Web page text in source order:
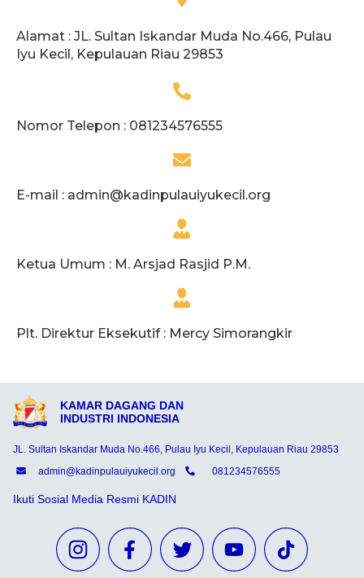
Alamat : JL. Sultan Iskandar Muda No.466, Pulau
Iyu Kecil, Kepulauan Riau 29853
Nomor Telepon : 081234576555
E-mail : admin@kadinpulauiyukecil.org
Ketua Umum : M. Arsjad Rasjid P.M.
Plt. Direktur Eksekutif : Mercy Simorangkir
KAMAR DAGANG DAN
INDUSTRI INDONESIA
JL. Sultan Iskandar Muda No.466, Pulau Iyu Kecil, Kepulauan Riau 29853
admin@kadinpulauiyukecil.org
081234576555
Ikuti Sosial Media Resmi KADIN